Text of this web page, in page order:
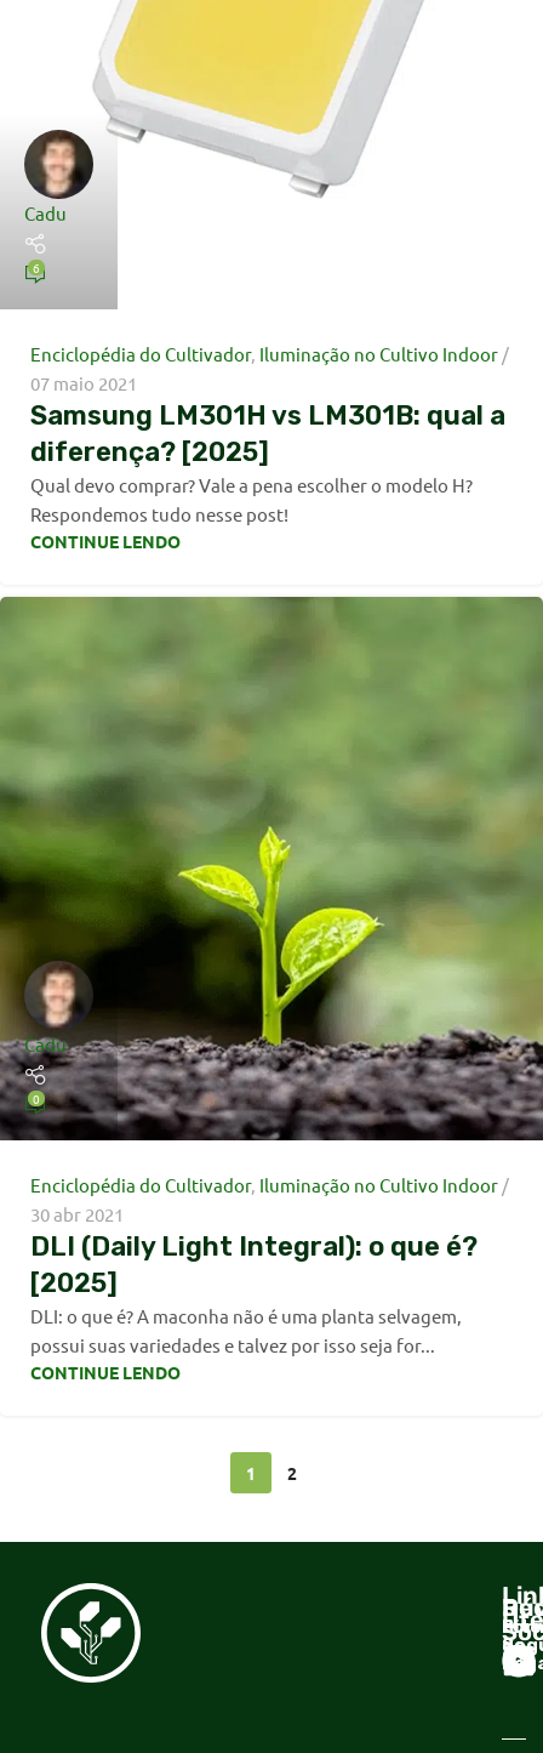
Cadu
6
Enciclopédia do Cultivador, Iluminação no Cultivo Indoor
07 maio 2021
Samsung LM301H vs LM301B: qual a
diferença? [2025]
Qual devo comprar? Vale a pena escolher o modelo H?
Respondemos tudo nesse post!
CONTINUE LENDO
Cadu
0
Enciclopédia do Cultivador, Iluminação no Cultivo Indoor
30 abr 2021
DLI (Daily Light Integral): o que é?
[2025]
DLI: o que é? A maconha não é uma planta selvagem,
possui suas variedades e talvez por isso seja for...
CONTINUE LENDO
1 2
de
de
Site